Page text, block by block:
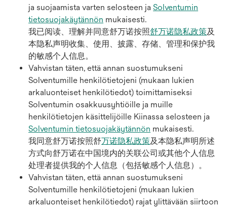
ja suojaamista varten selosteen ja Solventumin
tietosuojakäytännön mukaisesti.
我已阅读、理解并同意舒万诺按照舒万诺隐私政策及
本隐私声明收集、使用、披露、存储、管理和保护我
的敏感个人信息。
Vahvistan täten, että annan suostumukseni
Solventumille henkilötietojeni (mukaan lukien
arkaluonteiset henkilötiedot) toimittamiseksi
Solventumin osakkuusyhtiöille ja muille
henkilötietojen käsittelijöille Kiinassa selosteen ja
Solventumin tietosuojakäytännön mukaisesti.
我同意舒万诺按照舒万诺隐私政策及本隐私声明所述
方式向舒万诺在中国境内的关联公司或其他个人信息
处理者提供我的个人信息（包括敏感个人信息）。
Vahvistan täten, että annan suostumukseni
Solventumille henkilötietojeni (mukaan lukien
arkaluonteiset henkilötiedot) rajat ylittävään siirtoon